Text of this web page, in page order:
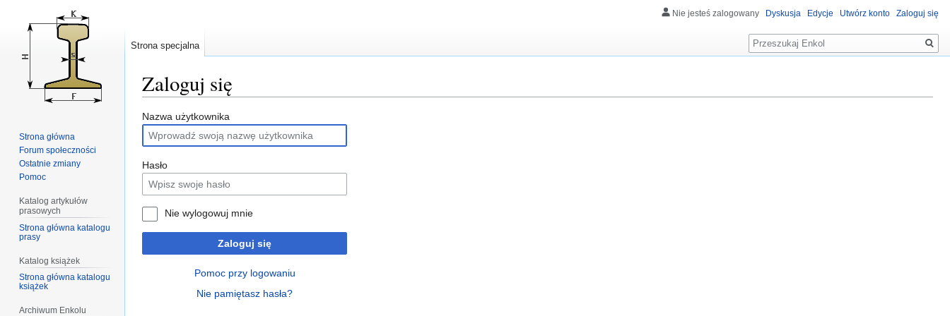
Zaloguj się
Przejdź
do
nawigacji
Przejdź
do
wyszukiwania
Nazwa użytkownika
Hasło
Nie wylogowuj mnie
Zaloguj się
Pomoc przy logowaniu
Nie pamiętasz hasła?
Nie jesteś zalogowany Dyskusja Edycje Utwórz konto Zaloguj się
Strona specjalna
Szukaj
Strona główna
Forum społeczności
Ostatnie zmiany
Pomoc
Katalog artykułów
prasowych
Strona główna katalogu
prasy
Katalog książek
Strona główna katalogu
książek
Archiwum Enkolu